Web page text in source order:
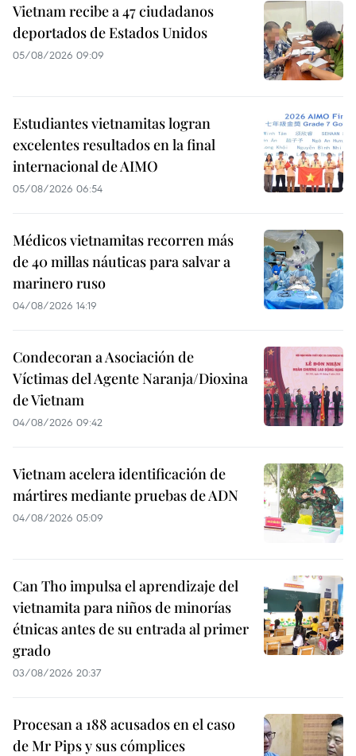
Vietnam recibe a 47 ciudadanos
deportados de Estados Unidos
05/08/2026 09:09
Estudiantes vietnamitas logran
excelentes resultados en la final
internacional de AIMO
05/08/2026 06:54
Médicos vietnamitas recorren más
de 40 millas náuticas para salvar a
marinero ruso
04/08/2026 14:19
Condecoran a Asociación de
Víctimas del Agente Naranja/Dioxina
de Vietnam
04/08/2026 09:42
Vietnam acelera identificación de
mártires mediante pruebas de ADN
04/08/2026 05:09
Can Tho impulsa el aprendizaje del
vietnamita para niños de minorías
étnicas antes de su entrada al primer
grado
03/08/2026 20:37
Procesan a 188 acusados en el caso
de Mr Pips y sus cómplices